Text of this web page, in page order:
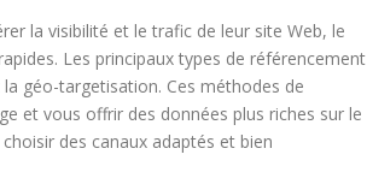
la visibilité et le trafic de leur site Web, le
Les principaux types de référencement
géo-targetisation. Ces méthodes de
et vous offrir des données plus riches sur le
des canaux adaptés et bien